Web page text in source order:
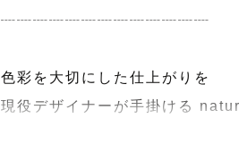
┈┈┈┈┈┈┈┈┈┈┈┈┈
色彩を大切にした仕上がりを
現役デザイナーが手掛ける